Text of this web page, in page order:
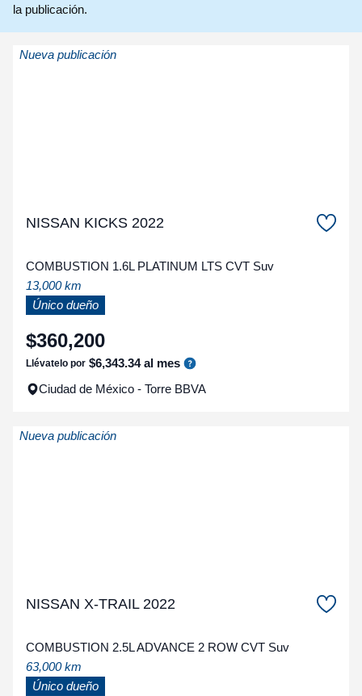
la publicación.
Nueva publicación
NISSAN KICKS 2022
COMBUSTION 1.6L PLATINUM LTS CVT Suv
13,000 km
Único dueño
$360,200
Llévatelo por $6,343.34 al mes
Ciudad de México - Torre BBVA
Nueva publicación
NISSAN X-TRAIL 2022
COMBUSTION 2.5L ADVANCE 2 ROW CVT Suv
63,000 km
Único dueño